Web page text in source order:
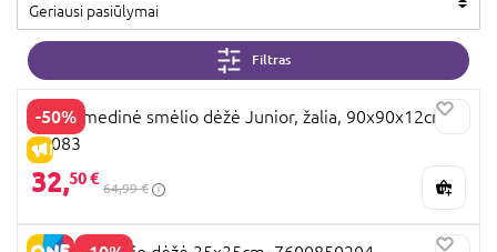
Geriausi pasiūlymai
Filtras
-50%
IŠPARDAVIMAS
PLUM medinė smėlio dėžė Junior, žalia, 90x90x12cm,
25083
32,50 €
64,99 €